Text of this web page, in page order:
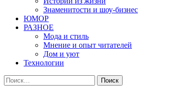
Знаменитости и шоу-бизнес
ЮМОР
РАЗНОЕ
Мода и стиль
Мнение и опыт читателей
Дом и уют
Технологии
Найти: